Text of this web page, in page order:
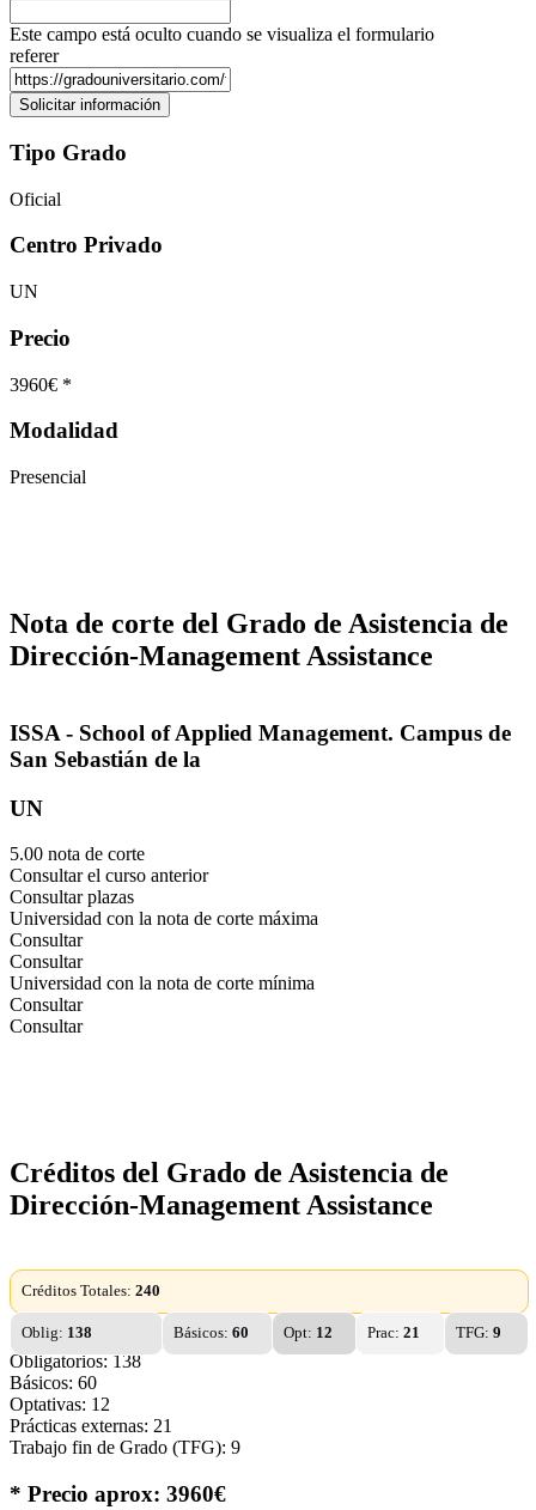
Este campo está oculto cuando se visualiza el formulario
referer
Tipo Grado
Oficial
Centro Privado
UN
Precio
3960€ *
Modalidad
Presencial
Nota de corte del Grado de Asistencia de
Dirección-Management Assistance
ISSA - School of Applied Management. Campus de
San Sebastián de la
UN
5.00 nota de corte
Consultar el curso anterior
Consultar plazas
Universidad con la nota de corte máxima
Consultar
Consultar
Universidad con la nota de corte mínima
Consultar
Consultar
Créditos del Grado de Asistencia de
Dirección-Management Assistance
Créditos Totales: 240
Oblig: 138 Básicos: 60 Opt: 12 Prac: 21 TFG:9
Obligatorios: 138
Básicos: 60
Optativas: 12
Prácticas externas: 21
Trabajo fin de Grado (TFG): 9
* Precio aprox: 3960€